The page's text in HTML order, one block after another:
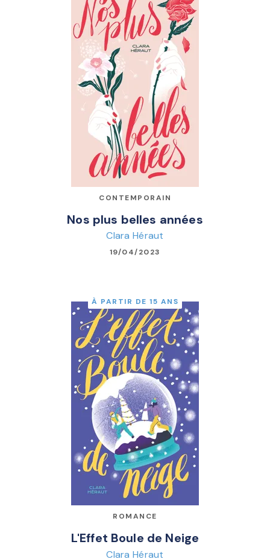
CONTEMPORAIN
Nos plus belles années
Clara Héraut
19/04/2023
À PARTIR DE 15 ANS
ROMANCE
L'Effet Boule de Neige
Clara Héraut